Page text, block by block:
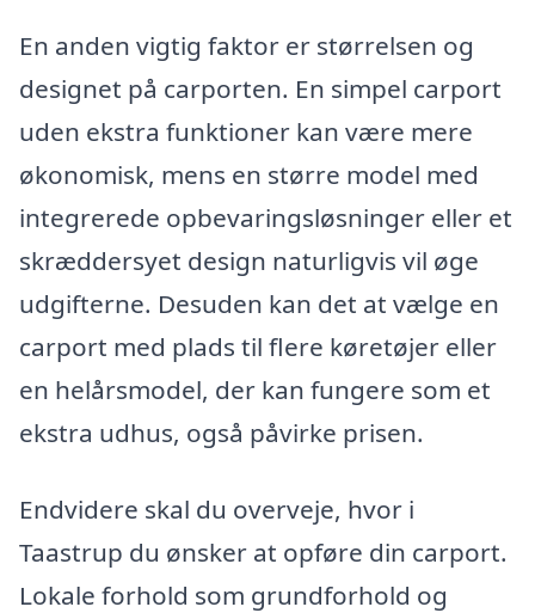
En anden vigtig faktor er størrelsen og
designet på carporten. En simpel carport
uden ekstra funktioner kan være mere
økonomisk, mens en større model med
integrerede opbevaringsløsninger eller et
skræddersyet design naturligvis vil øge
udgifterne. Desuden kan det at vælge en
carport med plads til flere køretøjer eller
en helårsmodel, der kan fungere som et
ekstra udhus, også påvirke prisen.
Endvidere skal du overveje, hvor i
Taastrup du ønsker at opføre din carport.
Lokale forhold som grundforhold og